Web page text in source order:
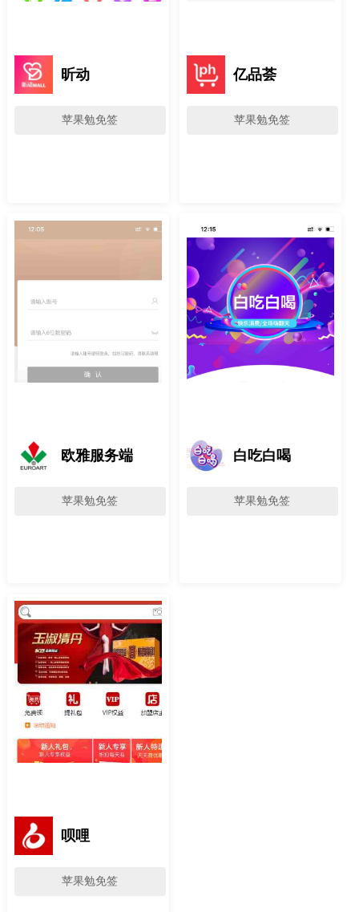
昕动
苹果勉免签
亿品荟
苹果勉免签
欧雅服务端
苹果勉免签
白吃白喝
苹果勉免签
呗哩
苹果勉免签